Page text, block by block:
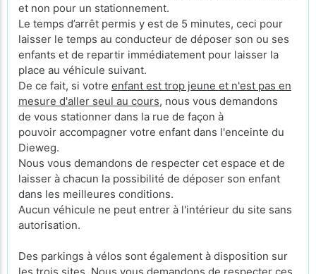
et non pour un stationnement.
Le temps d’arrêt permis y est de 5 minutes, ceci pour
laisser le temps au conducteur de déposer son ou ses
enfants et de repartir immédiatement pour laisser la
place au véhicule suivant.
De ce fait, si votre enfant est trop jeune et n'est pas en
mesure d'aller seul au cours, nous vous demandons
de vous stationner dans la rue de façon à
pouvoir accompagner votre enfant dans l'enceinte du
Dieweg.
Nous vous demandons de respecter cet espace et de
laisser à chacun la possibilité de déposer son enfant
dans les meilleures conditions.
Aucun véhicule ne peut entrer à l'intérieur du site sans
autorisation.
Des parkings à vélos sont également à disposition sur